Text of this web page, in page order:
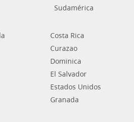
Sudamérica
Costa Rica
Curazao
Dominica
El Salvador
Estados Unidos
Granada